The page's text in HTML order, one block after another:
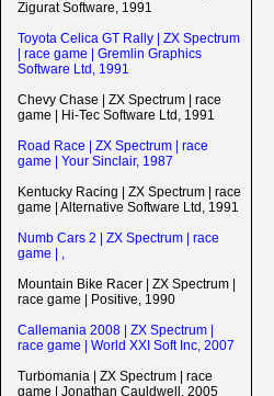
Zigurat Software, 1991
Toyota Celica GT Rally | ZX Spectrum
| race game | Gremlin Graphics
Software Ltd, 1991
Chevy Chase | ZX Spectrum | race
game | Hi-Tec Software Ltd, 1991
Road Race | ZX Spectrum | race
game | Your Sinclair, 1987
Kentucky Racing | ZX Spectrum | race
game | Alternative Software Ltd, 1991
Numb Cars 2 | ZX Spectrum | race
game | ,
Mountain Bike Racer | ZX Spectrum |
race game | Positive, 1990
Callemania 2008 | ZX Spectrum |
race game | World XXI Soft Inc, 2007
Turbomania | ZX Spectrum | race
game | Jonathan Cauldwell, 2005